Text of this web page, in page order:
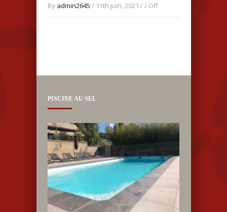
By admin2645 / 11th juin, 2021 / / Off
PISCINE AU SEL